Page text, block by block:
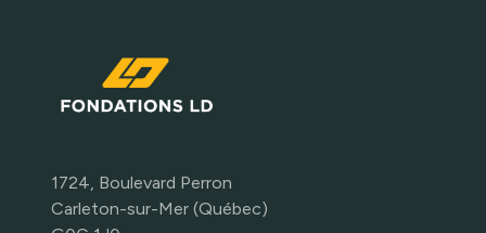
1724, Boulevard Perron
Carleton-sur-Mer (Québec)